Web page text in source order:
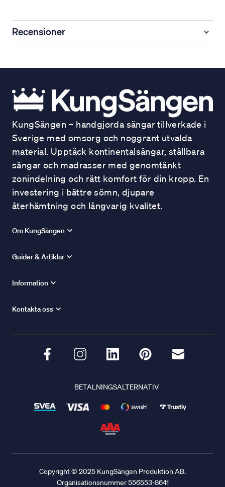
Recensioner
KungSängen – handgjorda sängar tillverkade i
Sverige med omsorg och noggrant utvalda
material. Upptäck kontinentalsängar, ställbara
sängar och madrasser med genomtänkt
zonindelning och rätt komfort för din kropp. En
investering i bättre sömn, djupare
återhämtning och långvarig kvalitet.
Om KungSängen
Guider & Artiklar
Information
Kontakta oss
BETALNINGSALTERNATIV
Copyright © 2025 KungSängen Produktion AB.
Organisationsnummer 556553-8641